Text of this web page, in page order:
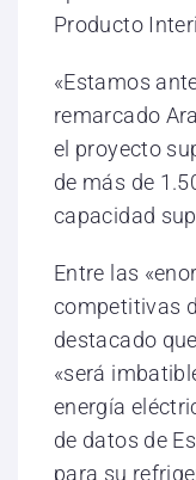
Producto
«Estamos
remarcado
el proyecto
de más de
capacidad
Entre las
competitivas
destacado
«será
energía
de datos de
para su